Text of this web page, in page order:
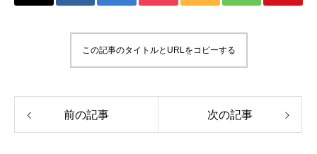
この記事のタイトルとURLをコピーする
前の記事 次の記事